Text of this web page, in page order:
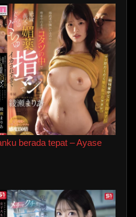
berada tepat – Ayase